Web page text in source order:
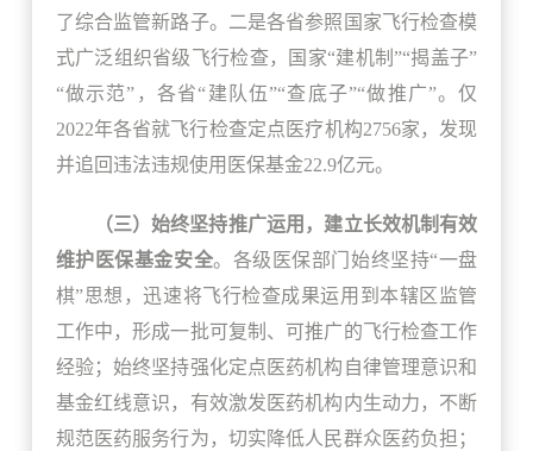
了综合监管新路子。二是各省参照国家飞行检查模
式广泛组织省级飞行检查，国家“建机制”“揭盖子”
“做示范”，各省“建队伍”“查底子”“做推广”。仅
2022年各省就飞行检查定点医疗机构2756家，发现
并追回违法违规使用医保基金22.9亿元。
（三）始终坚持推广运用，建立长效机制有效
维护医保基金安全。各级医保部门始终坚持“一盘
棋”思想，迅速将飞行检查成果运用到本辖区监管
工作中，形成一批可复制、可推广的飞行检查工作
经验；始终坚持强化定点医药机构自律管理意识和
基金红线意识，有效激发医药机构内生动力，不断
规范医药服务行为，切实降低人民群众医药负担；